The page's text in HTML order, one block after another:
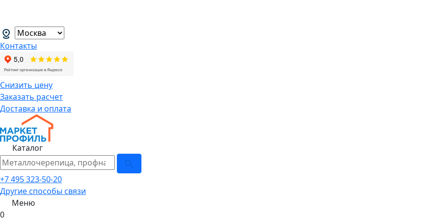
Контакты
Снизить цену
Заказать расчет
Доставка и оплата
Каталог
+7 495 323-50-20
Другие способы связи
Меню
0